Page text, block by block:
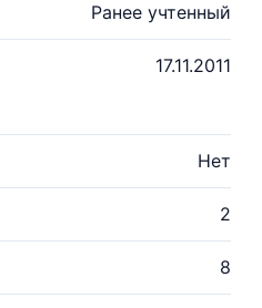
Ранее учтенный
17.11.2011
Нет
2
8